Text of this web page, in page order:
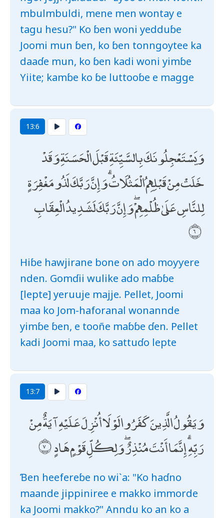
mbulmbuldi, mene men wontay e
tagu hesu?" Ko ɓen woni yedduɓe
Joomi mun ɓen, ko ɓen tonngoytee ka
daaɗe mun, ko ɓen kadi woni yimɓe
Yiite; kamɓe ko ɓe luttooɓe e magge
13:6
وَيَسْتَعْجِلُونَكَ بِالسَّيِّئَةِ قَبْلَ الْحَسَنَةِ وَقَدْ
خَلَتْ مِنْ قَبْلِهِمُ الْمَثُلَاتُ ۗ وَإِنَّ رَبَّكَ لَذُو مَغْفِرَةٍ
لِلنَّاسِ عَلَىٰ ظُلْمِهِمْ ۖ وَإِنَّ رَبَّكَ لَشَدِيدُ الْعِقَابِ
Hiɓe hawjirane bone on ado moƴƴere
nden. Gomɗii wulike ado maɓɓe
[lepte] yeruuje majje. Pellet, Joomi
maa ko Jom-haforanal wonannde
yimɓe ɓen, e tooñe maɓɓe ɗen. Pellet
kadi Joomi maa, ko sattuɗo lepte
13:7
وَيَقُولُ الَّذِينَ كَفَرُوا لَوْلَا أُنْزِلَ عَلَيْهِ آيَةٌ مِنْ
رَبِّهِ ۗ إِنَّمَا أَنْتَ مُنْذِرٌ ۖ وَلِكُلِّ قَوْمٍ هَادٍ
Ɓen heefereɓe no wi`a: "Ko haɗno
maande jippiniree e makko immorde
ka Joomi makko?" Anndu ko an ko a